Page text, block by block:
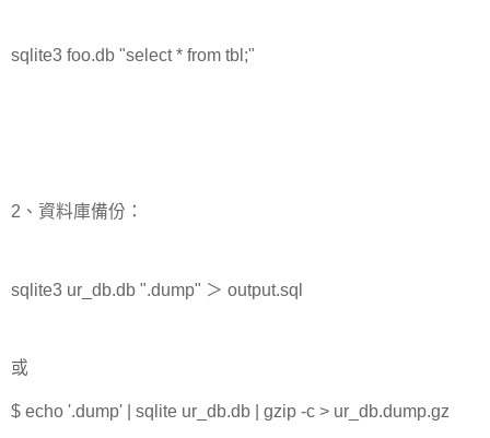
sqlite3 foo.db "select * from tbl;"
2、資料庫備份：
sqlite3 ur_db.db ".dump" ＞ output.sql
或
$ echo '.dump' | sqlite ur_db.db | gzip -c > ur_db.dump.gz